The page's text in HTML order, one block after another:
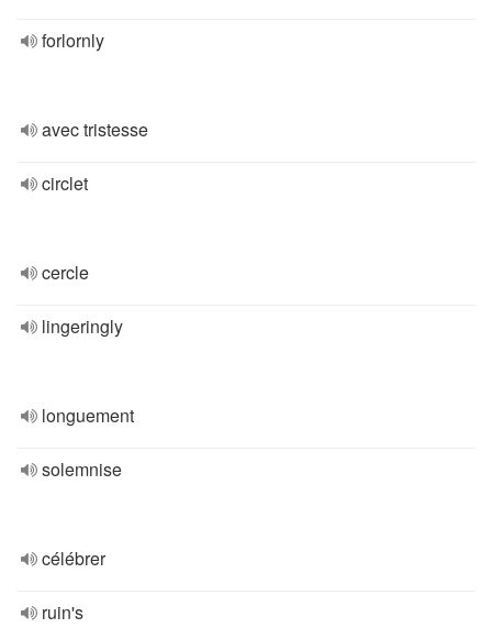
forlornly
avec tristesse
circlet
cercle
lingeringly
longuement
solemnise
célébrer
ruin's